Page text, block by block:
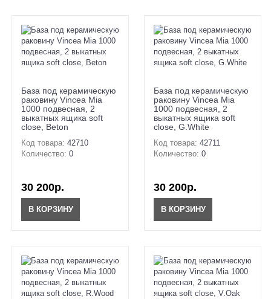
База под керамическую
раковину Vincea Mia
1000 подвесная, 2
выкатных ящика soft
close, Beton
Код товара: 42710
Количество: 0
30 200р.
В КОРЗИНУ
База под керамическую
раковину Vincea Mia
1000 подвесная, 2
выкатных ящика soft
close, G.White
Код товара: 42711
Количество: 0
30 200р.
В КОРЗИНУ